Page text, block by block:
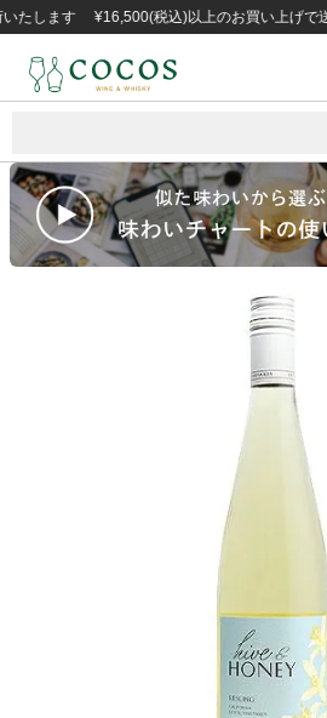
す ¥16,500(税込)以上のお買い上げで送料無